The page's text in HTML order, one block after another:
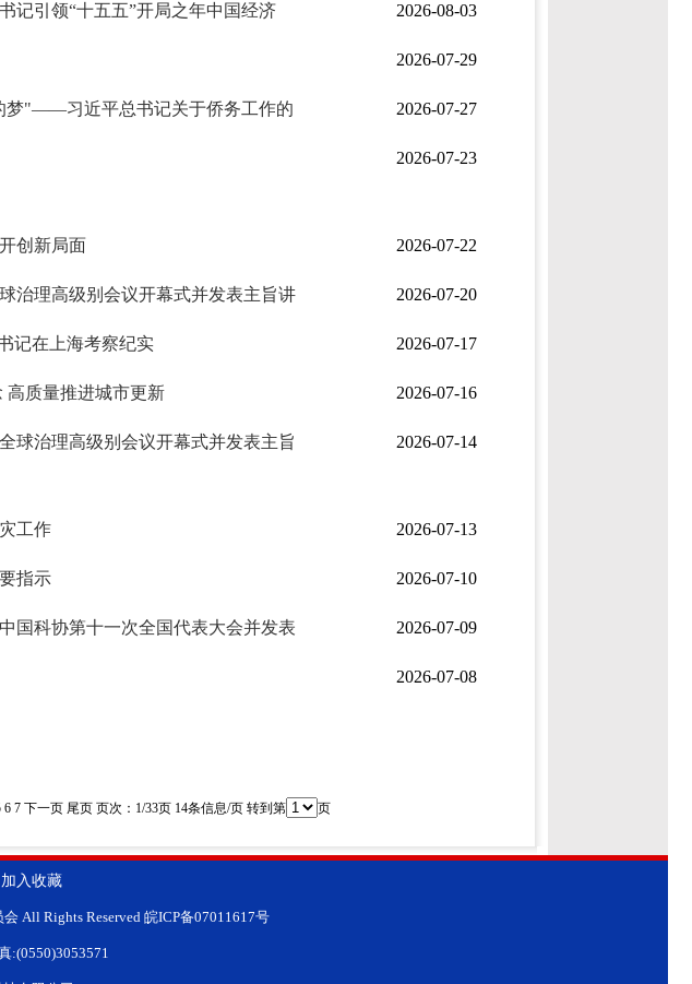
引领“十五五”开局之年中国经济 2026-08-03
2026-07-29
梦"——习近平总书记关于侨务工作的 2026-07-27
2026-07-23
创新局面 2026-07-22
治理高级别会议开幕式并发表主旨讲 2026-07-20
记在上海考察纪实 2026-07-17
高质量推进城市更新 2026-07-16
球治理高级别会议开幕式并发表主旨 2026-07-14
工作 2026-07-13
指示 2026-07-10
国科协第十一次全国代表大会并发表 2026-07-09
2026-07-08
6 7 下一页 尾页页次：1/33页 14条信息/页 转到第 页
加入收藏
All Rights Reserved 皖ICP备07011617号
:(0550)3053571